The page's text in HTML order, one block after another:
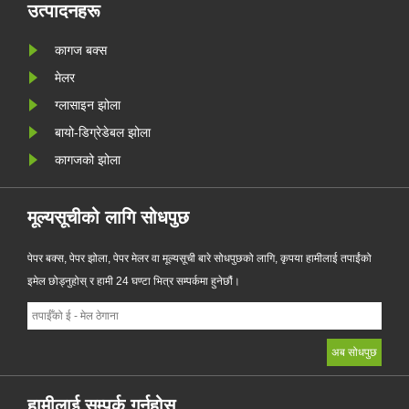
उत्पादनहरू
कागज बक्स
मेलर
ग्लासाइन झोला
बायो-डिग्रेडेबल झोला
कागजको झोला
मूल्यसूचीको लागि सोधपुछ
पेपर बक्स, पेपर झोला, पेपर मेलर वा मूल्यसूची बारे सोधपुछको लागि, कृपया हामीलाई तपाईंको
इमेल छोड्नुहोस् र हामी 24 घण्टा भित्र सम्पर्कमा हुनेछौं।